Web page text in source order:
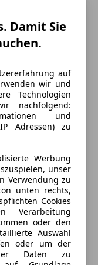
Damit Sie
auf
wir und
Technologien
nachfolgend:
und
Adressen) zu
Werbung
unser
Verwendung zu
unten rechts,
Cookies
Verarbeitung
oder den
Auswahl
oder um der
Daten zu